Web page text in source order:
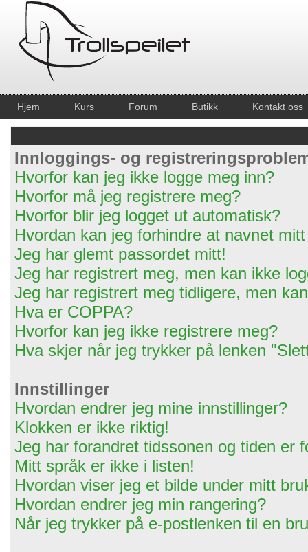
Hjem Kurs Forum Butikk Kontakt oss
Innloggings- og
Hvorfor kan jeg ikke logge meg inn?
Hvorfor må jeg registrere meg?
Hvorfor blir jeg logget ut automatisk?
Hvordan kan jeg forhindre at navnet
Jeg har glemt passordet mitt!
Jeg har registrert meg, men kan ikke
Jeg har registrert meg tidligere, men
Hva er COPPA?
Hvorfor kan jeg ikke registrere meg?
Hva skjer når jeg trykker på lenken
Innstillinger
Hvordan endrer jeg mine innstillinger?
Klokken er ikke riktig!
Jeg har forandret tidssonen og tiden er
Mitt språk er ikke i listen!
Hvordan viser jeg et bilde under mitt
Hvordan endrer jeg min rangering?
Når jeg trykker på e-postlenken til en